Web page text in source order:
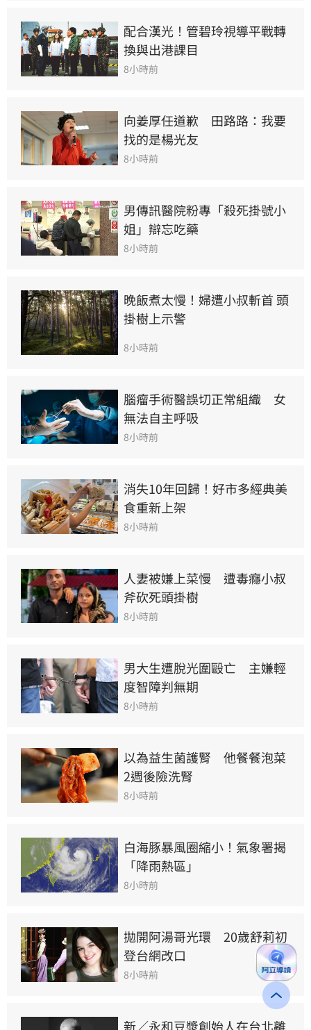
配合漢光！管碧玲視導平戰轉
換與出港課目
8小時前
向姜厚任道歉　田路路：我要
找的是楊光友
8小時前
男傳訊醫院粉專「殺死掛號小
姐」辯忘吃藥
8小時前
晚飯煮太慢！婦遭小叔斬首 頭
掛樹上示警
8小時前
腦瘤手術醫誤切正常組織　女
無法自主呼吸
8小時前
消失10年回歸！好市多經典美
食重新上架
8小時前
人妻被嫌上菜慢　遭毒癮小叔
斧砍死頭掛樹
8小時前
男大生遭脫光圍毆亡　主嫌輕
度智障判無期
8小時前
以為益生菌護腎　他餐餐泡菜
2週後險洗腎
8小時前
白海豚暴風圈縮小！氣象署揭
「降雨熱區」
8小時前
拋開阿湯哥光環　20歲舒莉初
登台網改口
8小時前
新／永和豆漿創始人在台北離